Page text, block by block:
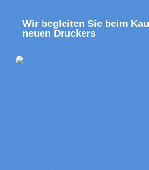
Wir begleiten Sie beim
neuen Druckers